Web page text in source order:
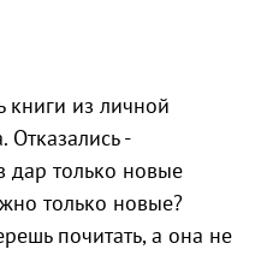
книги из личной
-
дар только новые
только новые?
почитать, а она не